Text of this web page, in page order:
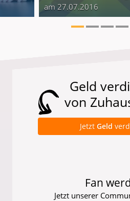
am 27.07.2016
Geld
von
Jetzt Geld
Fan
Jetzt unserer